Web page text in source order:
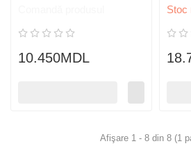
10.450MDL
Stoc
Afişare 1 - 8 din 8 (1